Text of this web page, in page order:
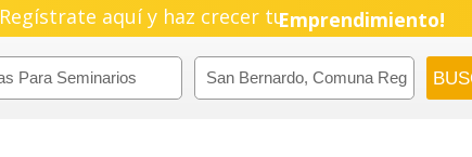
Regístrate aquí y haz crecer tuPyme!
Emprendimiento!